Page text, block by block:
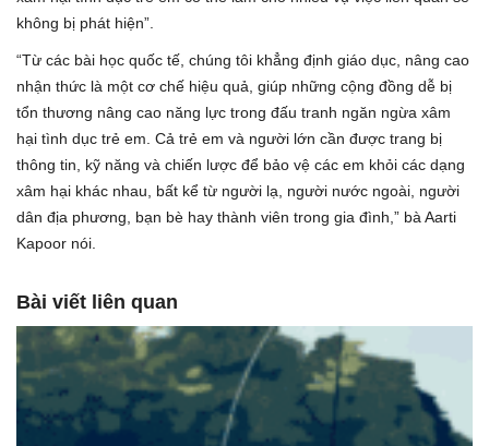
không bị phát hiện”.
“Từ các bài học quốc tế, chúng tôi khẳng định giáo dục, nâng cao
nhận thức là một cơ chế hiệu quả, giúp những cộng đồng dễ bị
tổn thương nâng cao năng lực trong đấu tranh ngăn ngừa xâm
hại tình dục trẻ em. Cả trẻ em và người lớn cần được trang bị
thông tin, kỹ năng và chiến lược để bảo vệ các em khỏi các dạng
xâm hại khác nhau, bất kể từ người lạ, người nước ngoài, người
dân địa phương, bạn bè hay thành viên trong gia đình,” bà Aarti
Kapoor nói.
Bài viết liên quan